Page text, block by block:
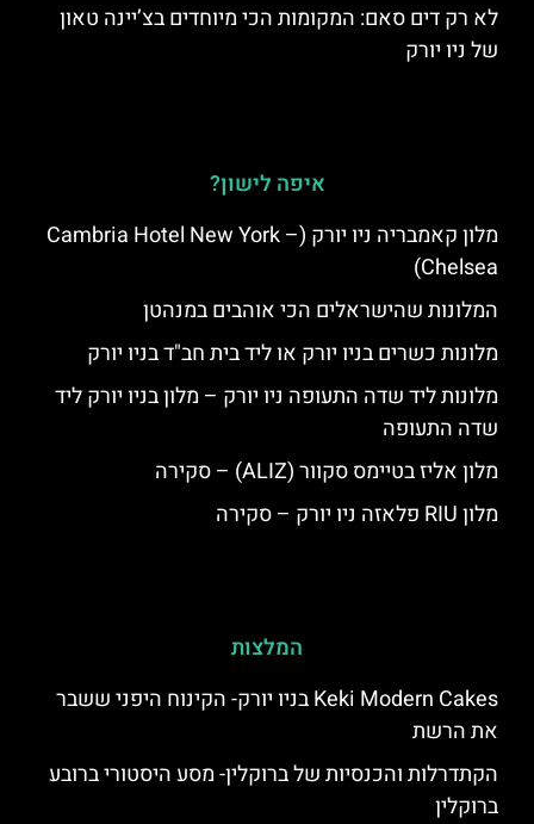
לא רק דים סאם: המקומות הכי מיוחדים בצ’יינה טאון
של ניו יורק
איפה לישון?
מלון קאמבריה ניו יורק (Cambria Hotel New York –
Chelsea)
המלונות שהישראלים הכי אוהבים במנהטן
מלונות כשרים בניו יורק או ליד בית חב"ד בניו יורק
מלונות ליד שדה התעופה ניו יורק – מלון בניו יורק ליד
שדה התעופה
מלון אליז בטיימס סקוור (ALIZ) – סקירה
מלון RIU פלאזה ניו יורק – סקירה
המלצות
Keki Modern Cakes בניו יורק- הקינוח היפני ששבר
את הרשת
הקתדרלות והכנסיות של ברוקלין- מסע היסטורי ברובע
ברוקלין